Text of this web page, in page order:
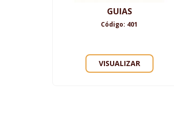
GUIAS
Código: 401
VISUALIZAR